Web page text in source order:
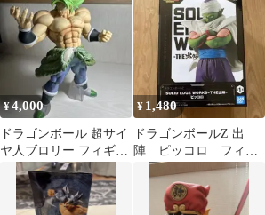
¥4,000
ドラゴンボール 超サイ
ヤ人ブロリー フィギュ
¥ 1,480
ドラゴンボールZ 出
陣 ピッコロ フィギ
ュア